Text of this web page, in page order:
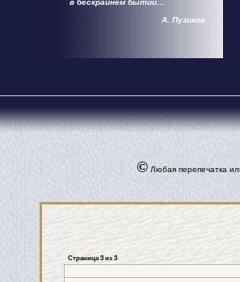
в бескрайнем бытии…
А. Пузиков
© Любая перепечатка
Страница3 из 3